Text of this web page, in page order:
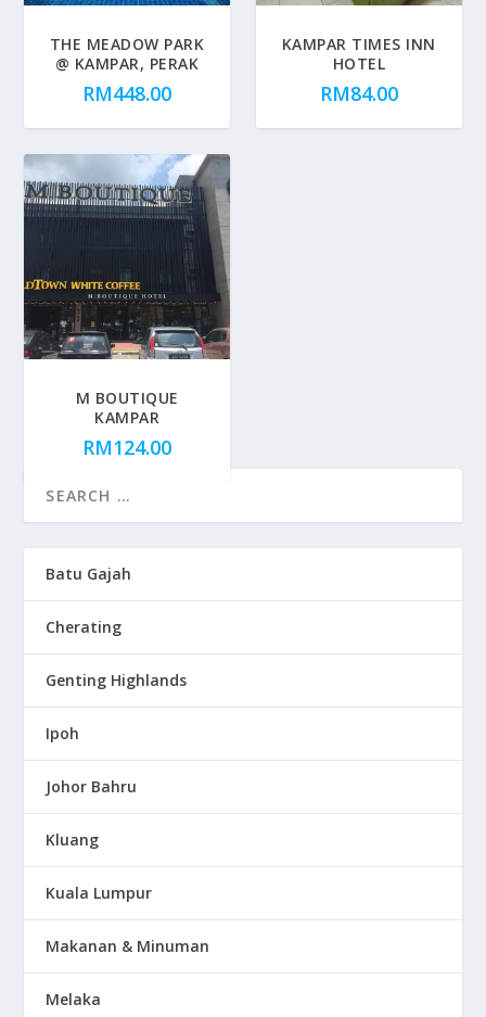
THE MEADOW PARK
@ KAMPAR, PERAK
RM448.00
KAMPAR TIMES INN
HOTEL
RM84.00
M BOUTIQUE
KAMPAR
RM124.00
Batu Gajah
Cherating
Genting Highlands
Ipoh
Johor Bahru
Kluang
Kuala Lumpur
Makanan & Minuman
Melaka